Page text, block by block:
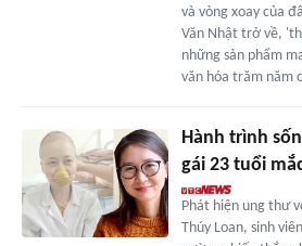
và vòng xoay của
Văn Nhật trở về,
những sản phẩm
văn hóa trăm năm
Hành trình
gái 23 tuổi
Phát hiện ung thư
Thúy Loan, sinh